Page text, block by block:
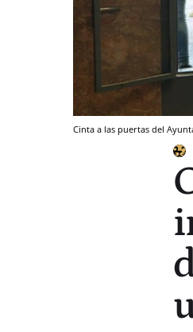
Cinta a las puertas del